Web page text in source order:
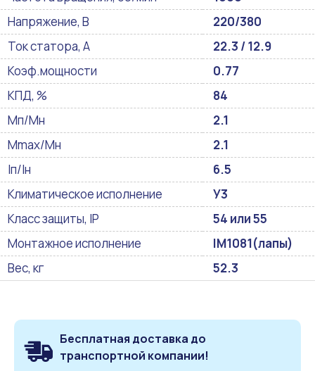
Напряжение, В
220/380
Ток статора, А
22.3 / 12.9
Коэф.мощности
0.77
КПД, %
84
Мп/Мн
2.1
Мmax/Mн
2.1
Iп/Iн
6.5
Климатическое исполнение
У3
Класс защиты, IP
54 или 55
Монтажное исполнение
IM1081(лапы)
Вес, кг
52.3
Бесплатная доставка до
транспортной компании!